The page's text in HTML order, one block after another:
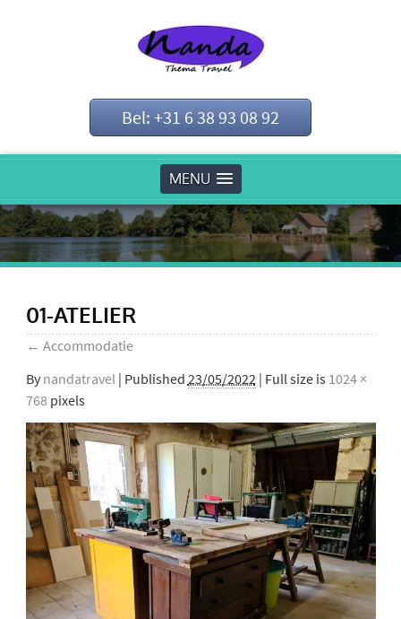
Bel: +31 6 38 93 08 92
MENU
01-ATELIER
← Accommodatie
By nandatravel | Published 23/05/2022| Full size is 1024 ×
768pixels